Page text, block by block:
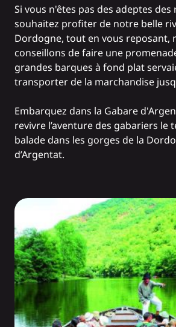
Si vous n'êtes pas des adeptes des
souhaitez profiter de notre belle
Dordogne, tout en vous reposant,
conseillons de faire une
grandes barques à fond plat
transporter de la marchandise
Embarquez dans la Gabare
revivre l’aventure des gabariers le
balade dans les gorges de la
d’Argentat.